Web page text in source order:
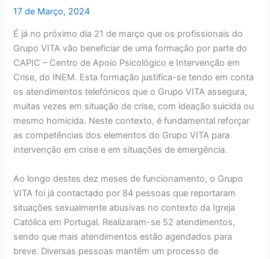
17 de Março, 2024
É já no próximo dia 21 de março que os profissionais do
Grupo VITA vão beneficiar de uma formação por parte do
CAPIC – Centro de Apoio Psicológico e Intervenção em
Crise, do INEM. Esta formação justifica-se tendo em conta
os atendimentos telefónicos que o Grupo VITA assegura,
muitas vezes em situação de crise, com ideação suicida ou
mesmo homicida. Neste contexto, é fundamental reforçar
as competências dos elementos do Grupo VITA para
intervenção em crise e em situações de emergência.
Ao longo destes dez meses de funcionamento, o Grupo
VITA foi já contactado por 84 pessoas que reportaram
situações sexualmente abusivas no contexto da Igreja
Católica em Portugal. Realizaram-se 52 atendimentos,
sendo que mais atendimentos estão agendados para
breve. Diversas pessoas mantêm um processo de